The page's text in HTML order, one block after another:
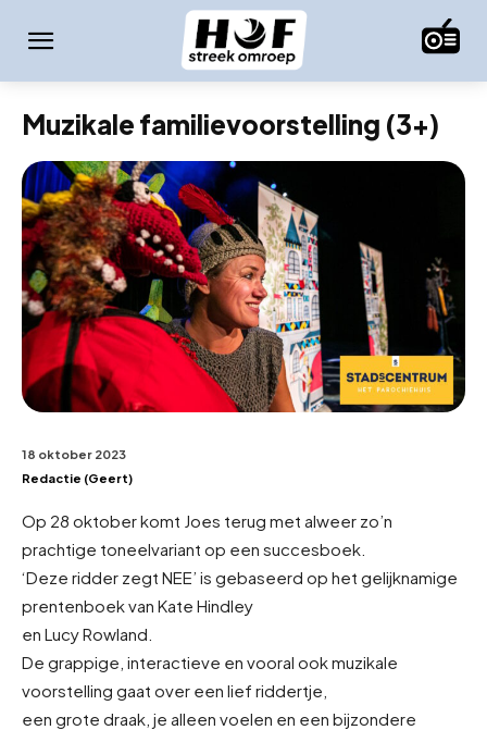
Muzikale familievoorstelling (3+)
18 oktober 2023
Redactie (Geert)
Op 28 oktober komt Joes terug met alweer zo’n
prachtige toneelvariant op een succesboek.
‘Deze ridder zegt NEE’ is gebaseerd op het gelijknamige
prentenboek van Kate Hindley
en Lucy Rowland.
De grappige, interactieve en vooral ook muzikale
voorstelling gaat over een lief riddertje,
een grote draak, je alleen voelen en een bijzondere